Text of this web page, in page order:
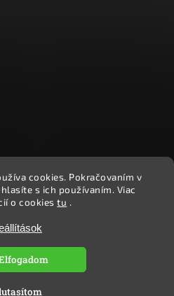
cookies. Pokračovaním v
s ich používaním. Viac
o cookiestu .
. Minden jog fenntartva.
szerkesztése
| DesignShoptak.cz.